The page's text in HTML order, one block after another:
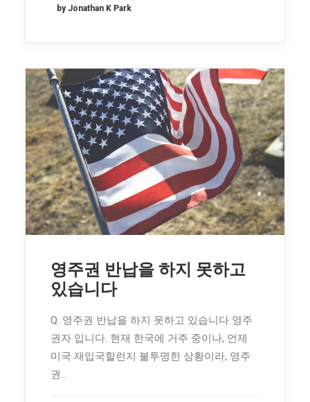
by Jonathan K Park
영주권 반납을 하지 못하고
있습니다
Q. 영주권 반납을 하지 못하고 있습니다 영주
권자 입니다. 현재 한국에 거주 중이나, 언제
미국 재입국할런지 불투명한 상황이라, 영주
권…